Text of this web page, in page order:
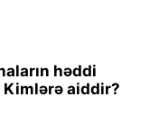
həddi
aiddir?